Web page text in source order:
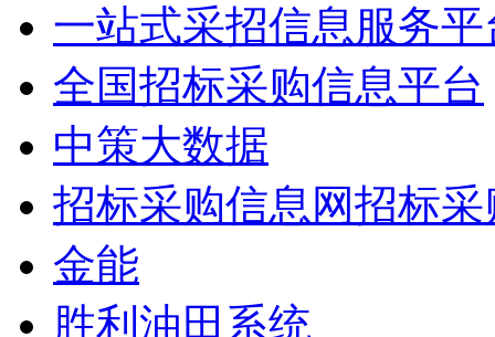
一站式采招信息服务平
全国招标采购信息平台
中策大数据
招标采购信息网招标
金能
胜利油田系统